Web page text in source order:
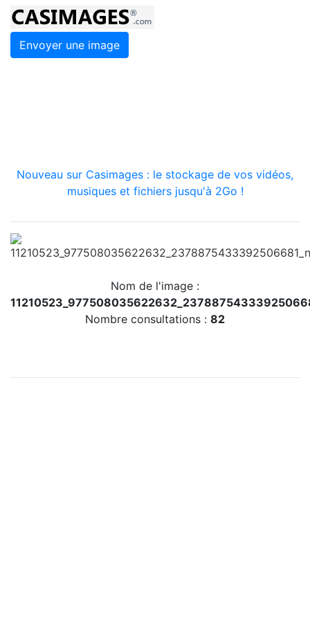
Envoyer une image
Nouveau sur Casimages : le stockage de vos vidéos,
musiques et fichiers jusqu'à 2Go !
Nom de l'image :
Nombre consultations : 82